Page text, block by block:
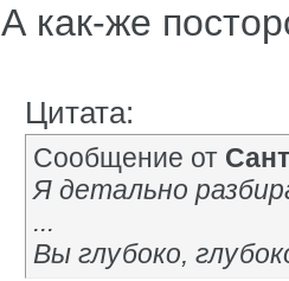
А как-же
Цитата:
Сообщение от
Я детально
...
Вы глубоко,